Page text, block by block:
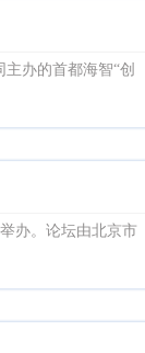
办的首都海智“创
办。论坛由北京市